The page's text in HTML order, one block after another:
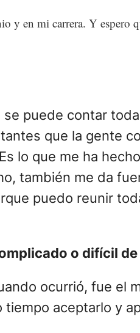
y en mi carrera. Y espero
puede contar
que la gente
lo que me ha
también me da
puedo reunir
o difícil
ocurrió, fue el
aceptarlo y